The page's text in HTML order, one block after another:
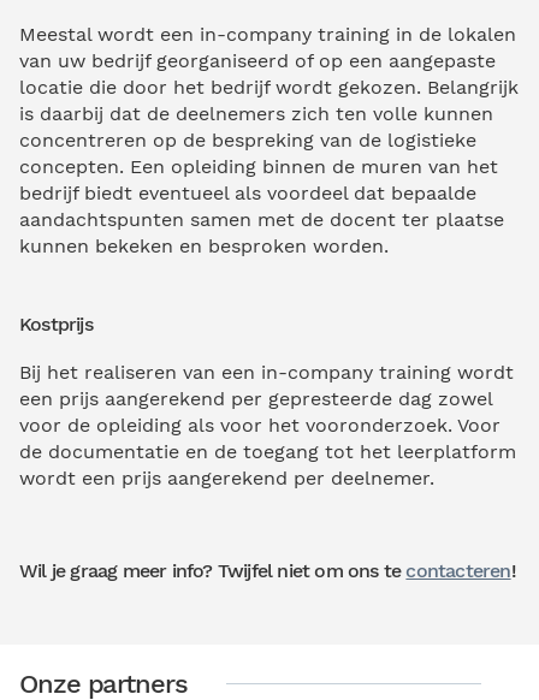
Meestal wordt een in-company training in de lokalen
van uw bedrijf georganiseerd of op een aangepaste
locatie die door het bedrijf wordt gekozen. Belangrijk
is daarbij dat de deelnemers zich ten volle kunnen
concentreren op de bespreking van de logistieke
concepten. Een opleiding binnen de muren van het
bedrijf biedt eventueel als voordeel dat bepaalde
aandachtspunten samen met de docent ter plaatse
kunnen bekeken en besproken worden.
Kostprijs
Bij het realiseren van een in-company training wordt
een prijs aangerekend per gepresteerde dag zowel
voor de opleiding als voor het vooronderzoek. Voor
de documentatie en de toegang tot het leerplatform
wordt een prijs aangerekend per deelnemer.
Wil je graag meer info? Twijfel niet om ons te contacteren!
Onze partners